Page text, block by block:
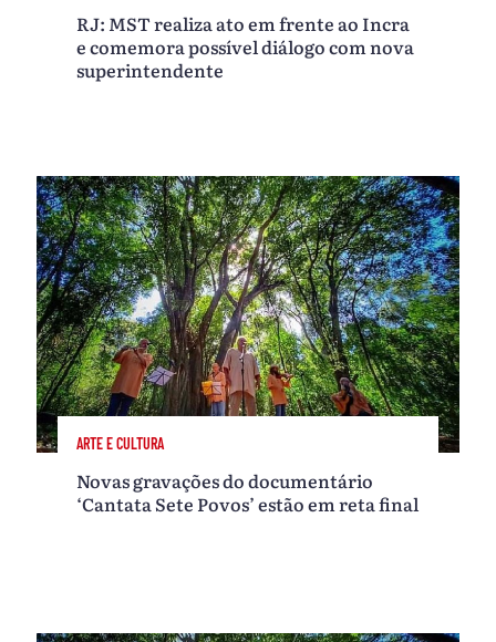
RJ: MST realiza ato em frente ao Incra
e comemora possível diálogo com nova
superintendente
ARTE E CULTURA
Novas gravações do documentário
‘Cantata Sete Povos’ estão em reta final